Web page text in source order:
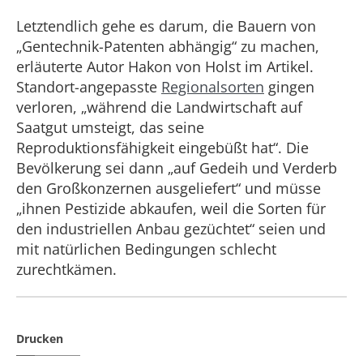
Letztendlich gehe es darum, die Bauern von
„Gentechnik-Patenten abhängig“ zu machen,
erläuterte Autor Hakon von Holst im Artikel.
Standort-angepasste Regionalsorten gingen
verloren, „während die Landwirtschaft auf
Saatgut umsteigt, das seine
Reproduktionsfähigkeit eingebüßt hat“. Die
Bevölkerung sei dann „auf Gedeih und Verderb
den Großkonzernen ausgeliefert“ und müsse
„ihnen Pestizide abkaufen, weil die Sorten für
den industriellen Anbau gezüchtet“ seien und
mit natürlichen Bedingungen schlecht
zurechtkämen.
Drucken